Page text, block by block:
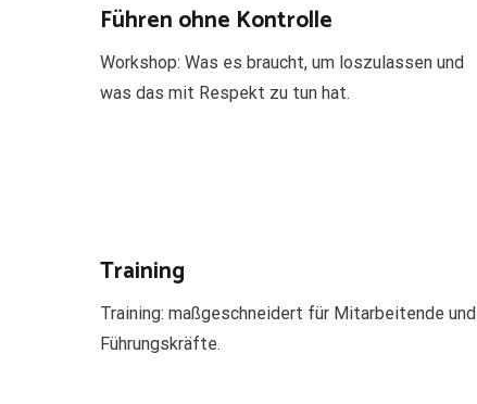
Führen ohne Kontrolle
Workshop: Was es braucht, um loszulassen und
was das mit Respekt zu tun hat.
Training
Training: maßgeschneidert für Mitarbeitende und
Führungskräfte.